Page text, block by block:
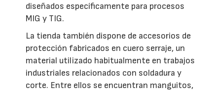
diseñados específicamente para procesos
MIG y TIG.
La tienda también dispone de accesorios de
protección fabricados en cuero serraje, un
material utilizado habitualmente en trabajos
industriales relacionados con soldadura y
corte. Entre ellos se encuentran manguitos,